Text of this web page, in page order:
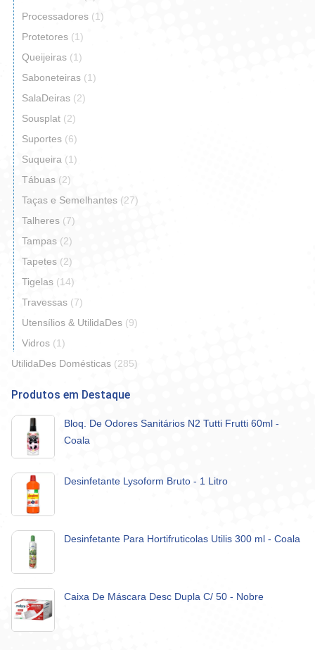
Processadores (1)
Protetores (1)
Queijeiras (1)
Saboneteiras (1)
SalaDeiras (2)
Sousplat (2)
Suportes (6)
Suqueira (1)
Tábuas (2)
Taças e Semelhantes (27)
Talheres (7)
Tampas (2)
Tapetes (2)
Tigelas (14)
Travessas (7)
Utensílios & UtilidaDes (9)
Vidros (1)
UtilidaDes Domésticas (285)
Produtos em Destaque
Bloq. De Odores Sanitários N2 Tutti Frutti 60ml -
Coala
Desinfetante Lysoform Bruto - 1 Litro
Desinfetante Para Hortifruticolas Utilis 300 ml - Coala
Caixa De Máscara Desc Dupla C/ 50 - Nobre